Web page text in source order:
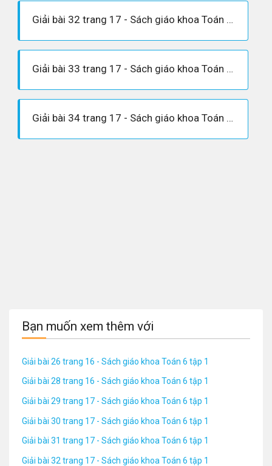
Giải bài 32 trang 17 - Sách giáo khoa Toán 6 tập 1
Giải bài 33 trang 17 - Sách giáo khoa Toán 6 tập 1
Giải bài 34 trang 17 - Sách giáo khoa Toán 6 tập 1
Bạn muốn xem thêm với
Giải bài 26 trang 16 - Sách giáo khoa Toán 6 tập 1
Giải bài 28 trang 16 - Sách giáo khoa Toán 6 tập 1
Giải bài 29 trang 17 - Sách giáo khoa Toán 6 tập 1
Giải bài 30 trang 17 - Sách giáo khoa Toán 6 tập 1
Giải bài 31 trang 17 - Sách giáo khoa Toán 6 tập 1
Giải bài 32 trang 17 - Sách giáo khoa Toán 6 tập 1